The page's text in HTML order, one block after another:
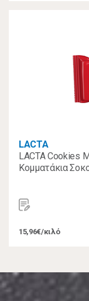
LACTA
LACTA Cookies
Κομματάκια
15,96€/κιλό